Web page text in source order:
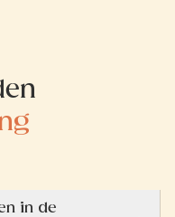
in de